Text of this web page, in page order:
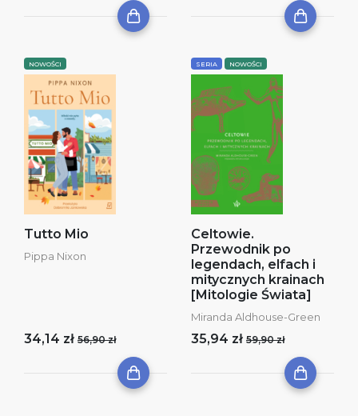
NOWOŚCI
Tutto Mio
Pippa Nixon
34,14 zł 56,90 zł
SERIA NOWOŚCI
Celtowie.
Przewodnik po
legendach, elfach i
mitycznych krainach
[Mitologie Świata]
Miranda Aldhouse-Green
35,94 zł 59,90 zł